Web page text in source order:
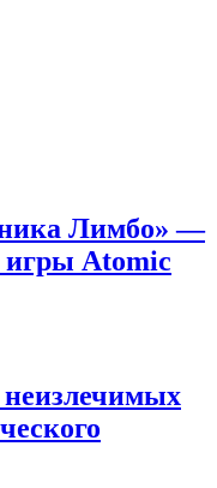
Лимбо» —
игры Atomic
неизлечимых